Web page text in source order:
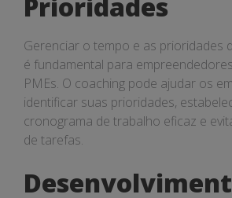
Gerenciar o tempo e as prioridades
é fundamental para
PMEs. O coaching pode ajudar os
identificar suas prioridades,
cronograma de trabalho eficaz e
de tarefas.